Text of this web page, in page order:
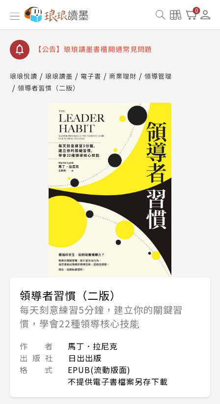
0
【公告】琅琅讀墨數位閱讀資產合併與書櫃開通申請
【公告】琅琅讀墨書櫃開通常見問題
【公告】琅琅讀墨 3 分鐘完成書櫃開通與資產合併申
請圖文教學
查詢
【公告】琅琅讀墨數位閱讀資產合併與書櫃開通申請
琅琅悅讀 琅琅讀墨 電子書 商業理財
領導管理
領導者習慣（二版）
領導者習慣（二版）
每天刻意練習5分鐘，建立你的關鍵習
慣，學會22種領導核心技能
作 者
馬丁．拉尼克
出 版 社
日出出版
格 式
EPUB(流動版面)
不提供電子書檔案另存下載